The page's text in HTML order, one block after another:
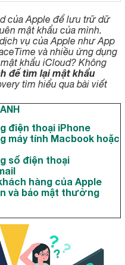
của Apple để lưu trữ dữ
mật khẩu của mình.
vụ của Apple như App
và nhiều ứng dụng
khẩu iCloud? Không
để tìm lại mật khẩu
tìm hiểu qua bài viết
điện thoại iPhone
máy tính Macbook hoặc
số điện thoại
hàng của Apple
và bảo mật thường